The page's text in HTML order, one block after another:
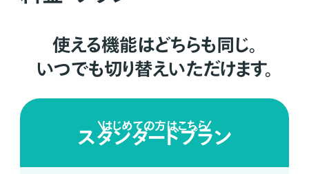
使える機能はどちらも同じ。
いつでも切り替えいただけます。
はじめての方はこちら
スタンダードプラン